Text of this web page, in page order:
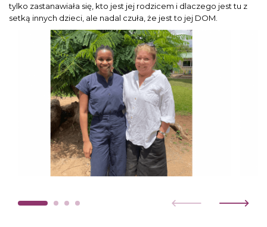
tylko zastanawiała się, kto jest jej rodzicem i dlaczego jest tu z
setką innych dzieci, ale nadal czuła, że jest to jej DOM.